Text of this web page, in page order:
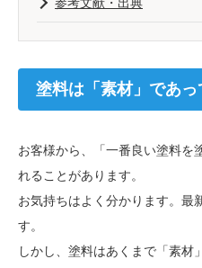
参考文献・出典
塗料は「素材」であ
お客様から、「一番良い塗料を
れることがあります。
お気持ちはよく分かります。最
す。
しかし、塗料はあくまで「素材